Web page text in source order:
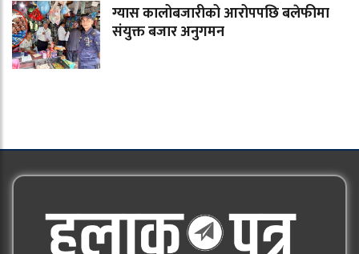
ग्यास कालोबजारीको आरोपपछि बलेफीमा
संयुक्त बजार अनुगमन